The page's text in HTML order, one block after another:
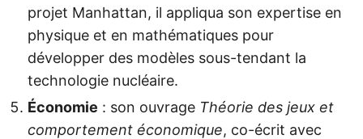
projet Manhattan, il appliqua son expertise en
physique et en mathématiques pour
développer des modèles sous-tendant la
technologie nucléaire.
Économie : son ouvrage Théorie des jeux et
comportement économique, co-écrit avec